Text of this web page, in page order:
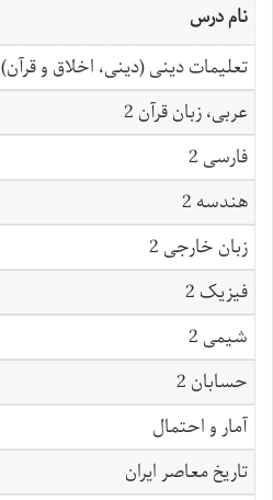
نام درس
تعلیمات دینی (دینی، اخلاق و قرآن) 2
عربی، زبان قرآن 2
فارسی 2
هندسه 2
زبان خارجی 2
فیزیک 2
شیمی 2
حسابان 2
آمار و احتمال
تاریخ معاصر ایران